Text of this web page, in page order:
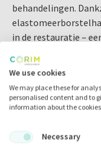
behandelingen.
in de restauratie –
Geen
In tegenstelling tot
ZerofloX geen haren
We use cookies
We may place these for
personalised content and to
information about the
Necessary